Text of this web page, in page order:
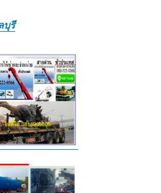
บุรี